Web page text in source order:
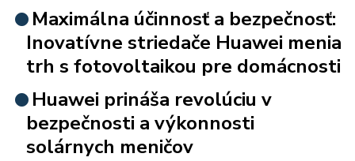
Maximálna účinnosť a bezpečnosť:
Inovatívne striedače Huawei menia
trh s fotovoltaikou pre domácnosti
Huawei prináša revolúciu v
bezpečnosti a výkonnosti
solárnych meničov